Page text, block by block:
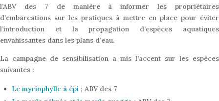
l’ABV des 7 de manière à informer les propriétaires
d’embarcations sur les pratiques à mettre en place pour éviter
l’introduction et la propagation d’espèces aquatiques
envahissantes dans les plans d’eau.
La campagne de sensibilisation a mis l’accent sur les espèces
suivantes :
Le myriophylle à épi ; ABV des 7